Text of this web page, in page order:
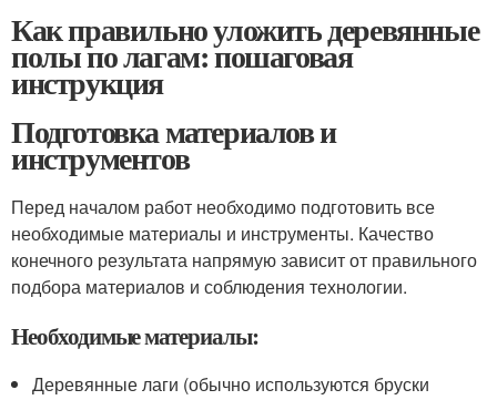
Как правильно уложить деревянные
полы по лагам: пошаговая
инструкция
Подготовка материалов и
инструментов
Перед началом работ необходимо подготовить все
необходимые материалы и инструменты. Качество
конечного результата напрямую зависит от правильного
подбора материалов и соблюдения технологии.
Необходимые материалы:
Деревянные лаги (обычно используются бруски